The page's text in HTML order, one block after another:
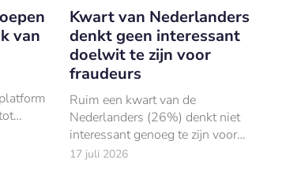
van
Kwart van Nederlanders
denkt geen interessant
doelwit te zijn voor
fraudeurs
Ruim een kwart van de
Nederlanders (26%) denkt niet
interessant genoeg te zijn voor
online fraudeurs. Dat blijkt uit
17 juli 2026